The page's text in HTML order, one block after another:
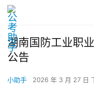
湖南国防工业职
公告
小助手 2026 年 3 月 27 日